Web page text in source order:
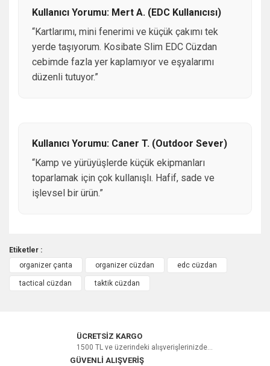
Kullanıcı Yorumu: Mert A. (EDC Kullanıcısı)
“Kartlarımı, mini fenerimi ve küçük çakımı tek
yerde taşıyorum. Kosibate Slim EDC Cüzdan
cebimde fazla yer kaplamıyor ve eşyalarımı
düzenli tutuyor.”
Kullanıcı Yorumu: Caner T. (Outdoor Sever)
“Kamp ve yürüyüşlerde küçük ekipmanları
toparlamak için çok kullanışlı. Hafif, sade ve
işlevsel bir ürün.”
Bu ürüne ilk yorumu siz yapın!
Etiketler :
organizer çanta
organizer cüzdan edc cüzdan
tactical cüzdan taktik cüzdan
ÜCRETSİZ KARGO
1500 TL ve üzerindeki alışverişlerinizde...
GÜVENLİ ALIŞVERİŞ